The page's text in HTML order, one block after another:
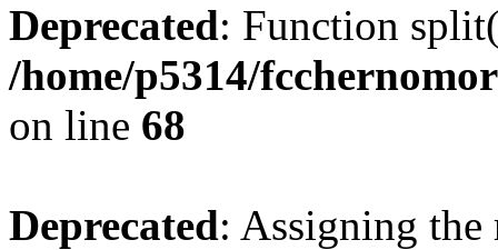
Deprecated: Function
/home/p5314/
on line 68
Deprecated: Assigning the